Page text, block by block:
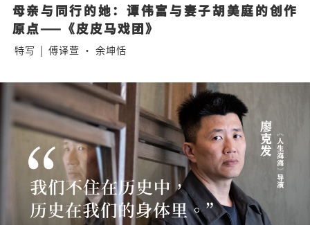
母亲与同行的她：谭伟富与妻子胡美庭的创作
原点——《皮皮马戏团》
特写 | 傅译萱 · 余坤恬